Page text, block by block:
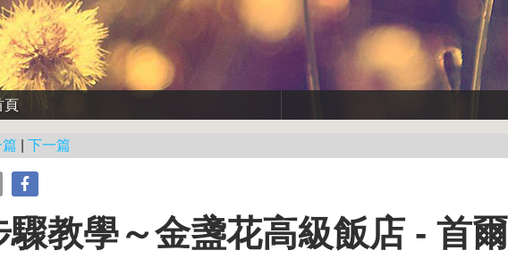
頁
篇 下一篇
教學～金盞花高級飯店 - 首爾